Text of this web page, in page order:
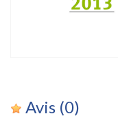
Avis (0)